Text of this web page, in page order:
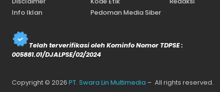
Info Iklan
Pedoman Media Siber
Telah terverifikasi oleh Kominfo Nomor TDPSE :
005881.01/DJALPSE/02/2024
Copyright © 2026 PT. Swara Lin Multimedia – All rights reserved.